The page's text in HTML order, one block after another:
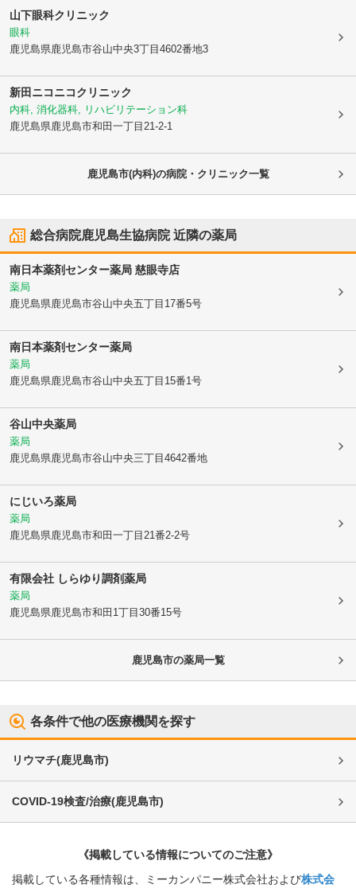
山下眼科クリニック
眼科
鹿児島県鹿児島市谷山中央3丁目4602番地3
新田ニコニコクリニック
内科, 消化器科, リハビリテーション科
鹿児島県鹿児島市和田一丁目21-2-1
鹿児島市(内科)の病院・クリニック一覧
総合病院鹿児島生協病院近隣の薬局
南日本薬剤センター薬局 慈眼寺店
薬局
鹿児島県鹿児島市谷山中央五丁目17番5号
南日本薬剤センター薬局
薬局
鹿児島県鹿児島市谷山中央五丁目15番1号
谷山中央薬局
薬局
鹿児島県鹿児島市谷山中央三丁目4642番地
にじいろ薬局
薬局
鹿児島県鹿児島市和田一丁目21番2-2号
有限会社 しらゆり調剤薬局
薬局
鹿児島県鹿児島市和田1丁目30番15号
鹿児島市の薬局一覧
各条件で他の医療機関を探す
リウマチ(鹿児島市)
COVID-19検査/治療(鹿児島市)
《掲載している情報についてのご注意》
掲載している各種情報は、ミーカンパニー株式会社および株式会